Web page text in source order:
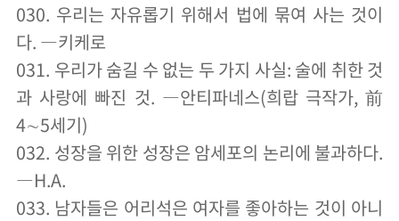
030. 우리는 자유롭기 위해서 법에 묶여 사는 것이
다. ―키케로
031. 우리가 숨길 수 없는 두 가지 사실: 술에 취한 것
과 사랑에 빠진 것. ―안티파네스(희랍 극작가, 前
4∼5세기)
032. 성장을 위한 성장은 암세포의 논리에 불과하다.
―H.A.
033. 남자들은 어리석은 여자를 좋아하는 것이 아니